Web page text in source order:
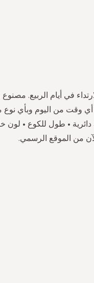
في أيام الربيع.
أي وقت من اليوم وبأي
دائرية • طول للكوع • لون